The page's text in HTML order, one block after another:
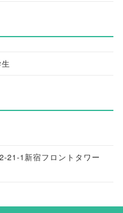
21-1新宿フロントタワー